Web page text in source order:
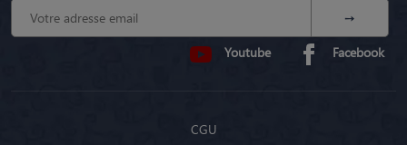
Youtube Facebook
CGU